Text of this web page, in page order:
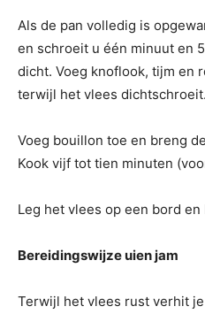
Als de pan volledig is
en schroeit u één minuut en
dicht. Voeg knoflook, tijm en
terwijl het vlees dichtschroeit.
Voeg bouillon toe en breng
Kook vijf tot tien minuten
Leg het vlees op een bord
Bereidingswijze uien jam
Terwijl het vlees rust verhit